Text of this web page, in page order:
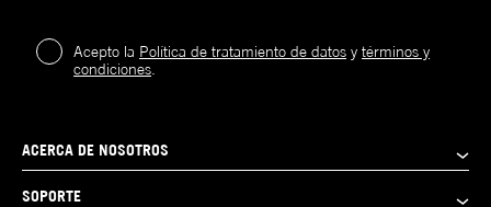
Acepto la Política de tratamiento de datos ytérminos y
condiciones.
ACERCA DE NOSOTROS
SOPORTE